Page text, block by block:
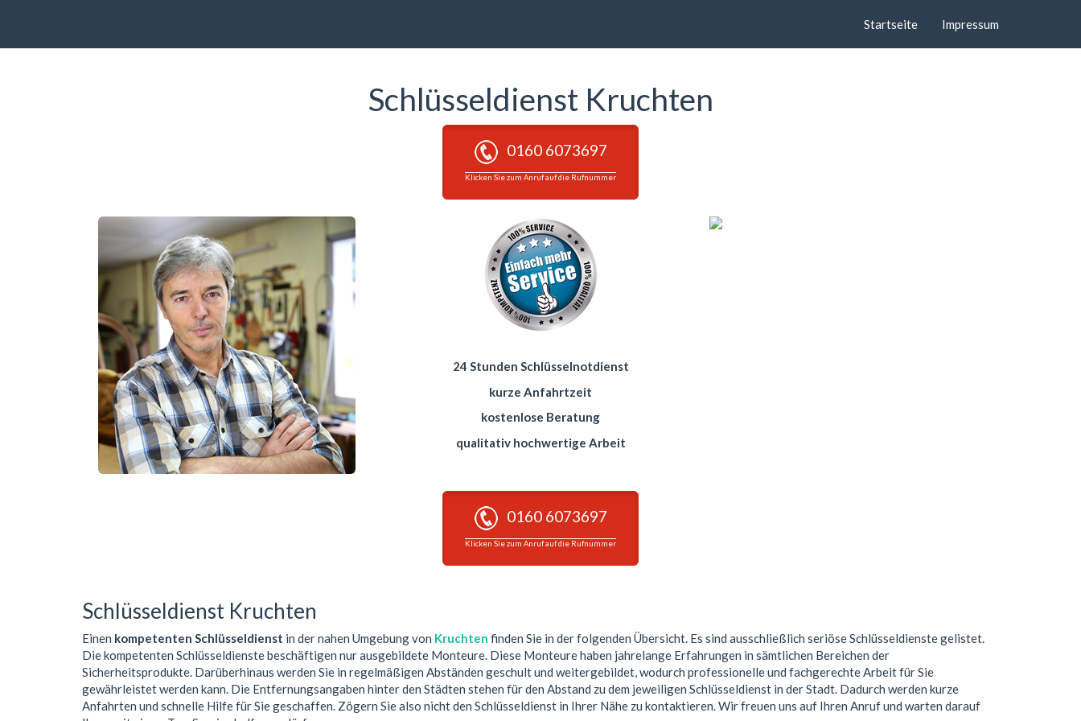
Startseite Impressum
Schlüsseldienst Kruchten
0160 6073697
Klicken Sie zum Anruf auf die Rufnummer
24 Stunden Schlüsselnotdienst
kurze Anfahrtzeit
kostenlose Beratung
qualitativ hochwertige Arbeit
0160 6073697
Klicken Sie zum Anruf auf die Rufnummer
Schlüsseldienst Kruchten
Einen kompetenten Schlüsseldienst in der nahen Umgebung von Kruchten finden Sie in der folgenden Übersicht. Es sind ausschließlich seriöse Schlüsseldienste gelistet.
Die kompetenten Schlüsseldienste beschäftigen nur ausgebildete Monteure. Diese Monteure haben jahrelange Erfahrungen in sämtlichen Bereichen der
Sicherheitsprodukte. Darüberhinaus werden Sie in regelmäßigen Abständen geschult und weitergebildet, wodurch professionelle und fachgerechte Arbeit für Sie
gewährleistet werden kann. Die Entfernungsangaben hinter den Städten stehen für den Abstand zu dem jeweiligen Schlüsseldienst in der Stadt. Dadurch werden kurze
Anfahrten und schnelle Hilfe für Sie geschaffen. Zögern Sie also nicht den Schlüsseldienst in Ihrer Nähe zu kontaktieren. Wir freuen uns auf Ihren Anruf und warten darauf